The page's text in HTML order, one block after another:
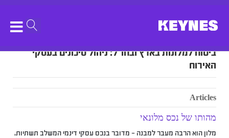
ביטוח למלונות בארץ ובחו”ל: ניהול סיכונים בעסקי
האירוח
Articles
מהותו של נכס מלונאי
מלון הוא הרבה מעבר למבנה – מדובר בנכס עסקי דינמי המשלב תשתיות,